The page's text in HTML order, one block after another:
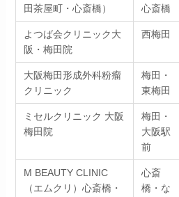
田茶屋町・心斎橋）
心斎橋
よつば会クリニック大
阪・梅田院
西梅田
大阪梅田形成外科粉瘤
クリニック
梅田・
東梅田
ミセルクリニック 大阪
梅田院
梅田・
大阪駅
前
M BEAUTY CLINIC
（エムクリ）心斎橋・
心斎
橋・な